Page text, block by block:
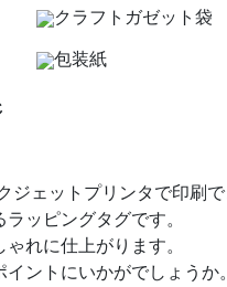
クラフトガゼット袋
包装紙
ッピングタグです。
れに仕上がります。
ントにいかがでしょうか。